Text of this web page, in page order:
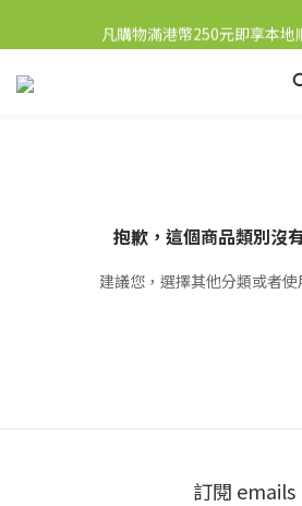
新會員送10元購
凡購物滿港幣250元即享本地
新會員送10元購物
抱歉，這個商品類別沒
建議您，選擇其他分類或者
訂閱 emails